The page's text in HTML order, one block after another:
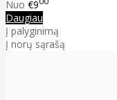
Nuo €9
Daugiau
Į palyginimą
Į norų sąrašą